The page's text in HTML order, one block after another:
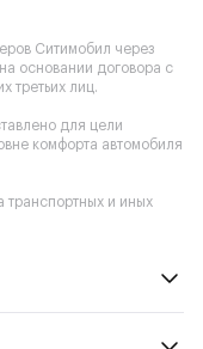
Ситимобил через
основании договора с
третьих лиц.
для цели
комфорта автомобиля
и иных